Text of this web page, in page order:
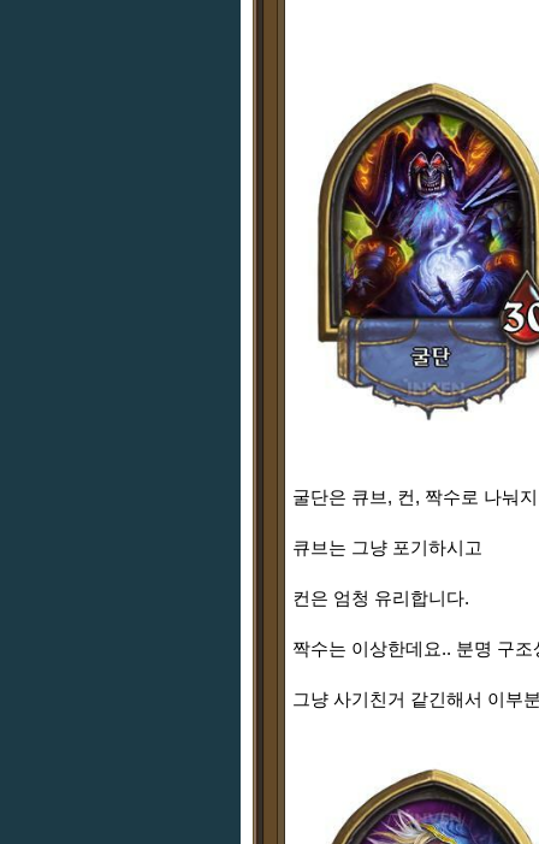
굴단은 큐브, 컨, 짝수로 나눠
큐브는 그냥 포기하시고
컨은 엄청 유리합니다.
짝수는 이상한데요.. 분명 구
그냥 사기친거 같긴해서 이부